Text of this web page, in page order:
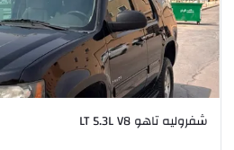
شفروليه تاهو LT 5.3L V8